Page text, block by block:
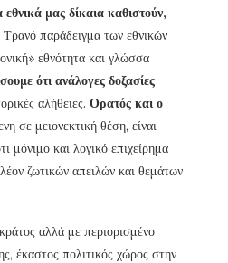
εθνικά μας δίκαια καθιστούν,
Τρανό παράδειγμα των εθνικών
εθνότητα και γλώσσα
ότι ανάλογες δοξασίες
αλήθειες. Ορατός και ο
σε μειονεκτική θέση, είναι
και λογικό επιχείρημα
ζωτικών απειλών και θεμάτων
αλλά με περιορισμένο
έκαστος πολιτικός χώρος στην